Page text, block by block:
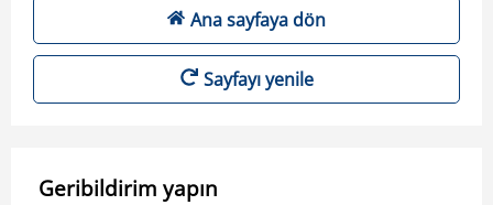
Ana sayfaya dön
Sayfayı yenile
Geribildirim yapın